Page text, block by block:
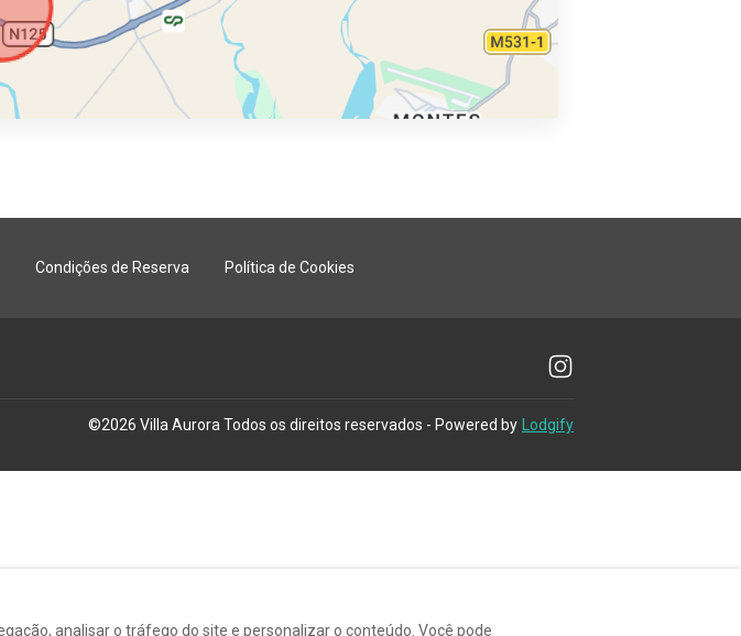
Condições de Reserva Política de Cookies
©2026 Villa Aurora Todos os direitos reservados - Powered by Lodgify
analisar o tráfego do site e personalizar o conteúdo. Você pode